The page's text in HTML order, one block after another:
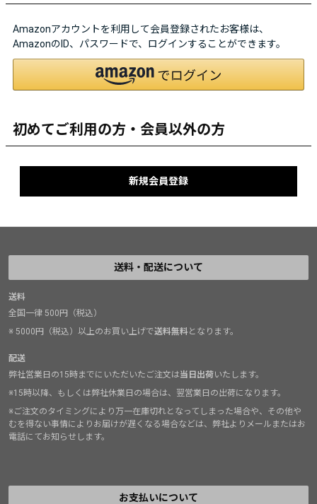
Amazonアカウントを利用して会員登録されたお客様は、
AmazonのID、パスワードで、ログインすることができます。
初めてご利用の方・会員以外の方
送料・配送について
送料
全国一律 500円（税込）
※ 5000円（税込）以上のお買い上げで送料無料となります。
配送
弊社営業日の15時までにいただいたご注文は当日出荷いたします。
※15時以降、もしくは弊社休業日の場合は、翌営業日の出荷になります。
※ご注文のタイミングにより万一在庫切れとなってしまった場合や、その他や
むを得ない事情によりお届けが遅くなる場合などは、弊社よりメールまたはお
電話にてお知らせします。
お支払いについて